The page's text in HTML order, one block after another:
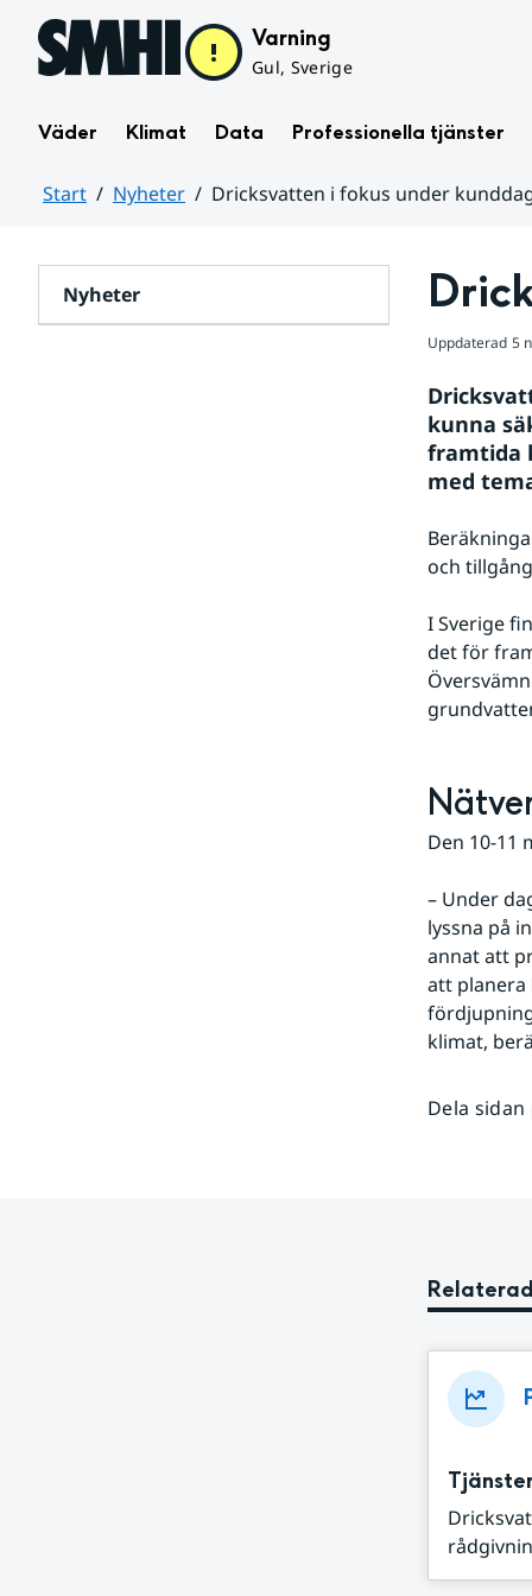
Hoppa till sidans innehåll Varning
Gul, Sverige
Väder Klimat Data Professionella tjänster
Start Nyheter
Dricksvatten i fokus under
Nyheter
Uppdaterad 5
kunna
framtida
med
och
I Sverige
det för
Den 10-11
– Under
lyssna på
annat att
att planera
klimat,
Dela sidan